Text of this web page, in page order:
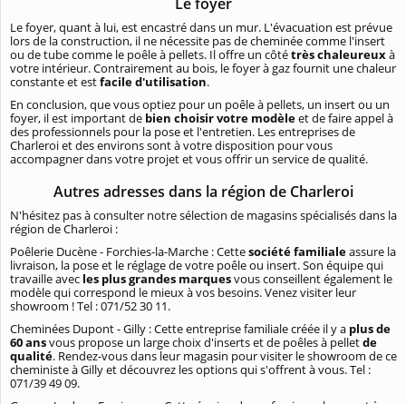
Le foyer, quant à lui, est encastré dans un mur. L'évacuation est prévue
lors de la construction, il ne nécessite pas de cheminée comme l'insert
ou de tube comme le poêle à pellets. Il offre un côtétrès chaleureuxà
votre intérieur. Contrairement au bois, le foyer à gaz fournit une chaleur
constante et estfacile d'utilisation.
En conclusion, que vous optiez pour un poêle à pellets, un insert ou un
foyer, il est important de bien choisir votre modèleet de faire appel à
des professionnels pour la pose et l'entretien. Les entreprises de
Charleroi et des environs sont à votre disposition pour vous
accompagner dans votre projet et vous offrir un service de qualité.
Autres adresses dans la région de Charleroi
N'hésitez pas à consulter notre sélection de magasins spécialisés dans la
région de Charleroi :
Poêlerie Ducène - Forchies-la-Marche : Cettesociété familialeassure la
livraison, la pose et le réglage de votre poêle ou insert. Son équipe qui
travaille avec les plus grandes marquesvous conseillent également le
modèle qui correspond le mieux à vos besoins. Venez visiter leur
showroom ! Tel : 071/52 30 11.
Cheminées Dupont - Gilly : Cette entreprise familiale créée il y a plus de
60 ansvous propose un large choix d'inserts et de poêles à pelletde
qualité. Rendez-vous dans leur magasin pour visiter le showroom de ce
cheministe à Gilly et découvrez les options qui s'offrent à vous. Tel :
071/39 49 09.